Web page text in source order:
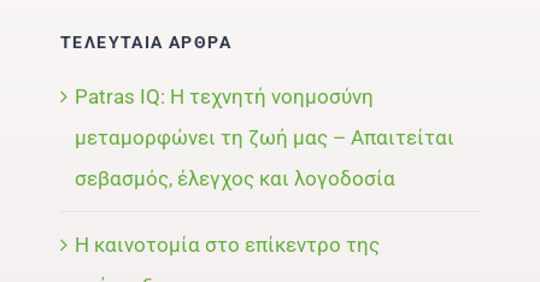
ΤΕΛΕΥΤΑΙΑ ΑΡΘΡΑ
Patras IQ: Η τεχνητή νοημοσύνη
μεταμορφώνει τη ζωή μας – Απαιτείται
σεβασμός, έλεγχος και λογοδοσία
Η καινοτομία στο επίκεντρο της